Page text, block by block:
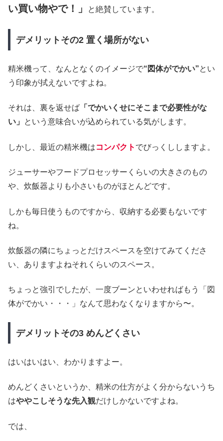
い買い物やで！」 と絶賛しています。
デメリットその2 置く場所がない
精米機って、なんとなくのイメージで“図体がでかい”とい
う印象が拭えないですよね。
それは、裏を返せば 「でかいくせにそこまで必要性がな
い」
という意味合いが込められている気がします。
しかし、最近の精米機はコンパクト でびっくししますよ。
ジューサーやフードプロセッサーくらいの大きさのもの
や、炊飯器よりも小さいものがほとんどです。
しかも毎日使うものですから、収納する必要もないです
ね。
炊飯器の隣にちょっとだけスペースを空けてみてくださ
い、ありますよねそれくらいのスペース。
ちょっと強引でしたが、一度ブーンといわせればもう「図
体がでかい・・・」なんて思わなくなりますから〜。
デメリットその3 めんどくさい
はいはいはい、わかりますよー。
めんどくさいというか、精米の仕方がよく分からないうち
はややこしそうな先入観だけしかないですよね。
では、